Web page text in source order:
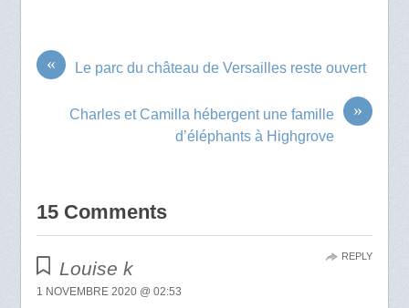
« Le parc du château de Versailles reste ouvert
»
Charles et Camilla hébergent une famille
d’éléphants à Highgrove
15 Comments
Louise k
1 NOVEMBRE 2020 @ 02:53
REPLY